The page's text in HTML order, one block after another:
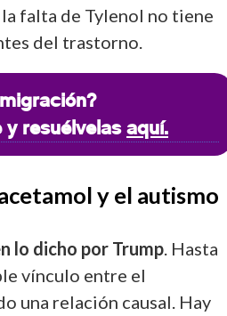
falta de Tylenol no tiene
del trastorno.
y resuélvelasaquí.
y el autismo
lo dicho por Trump . Hasta
vínculo entre el
una relación causal. Hay